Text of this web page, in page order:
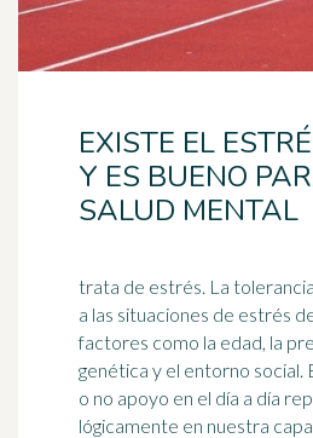
EXISTE EL
Y ES BUENO
SALUD MENTAL
trata de estrés. La
a las situaciones de estrés
factores como la edad, la
genética y el entorno social.
o no apoyo en el día a día
lógicamente en nuestra